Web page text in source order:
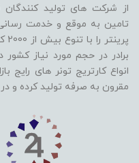
از شرکت های تولید
تامین به موقع و خدمت
برادر در حجم مورد نیاز
انواع کارتریج تونر های رایج
مقرون به صرفه تولید کرده و